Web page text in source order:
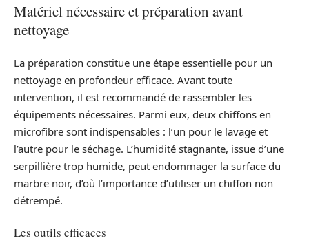
Matériel nécessaire et préparation avant
nettoyage
La préparation constitue une étape essentielle pour un
nettoyage en profondeur efficace. Avant toute
intervention, il est recommandé de rassembler les
équipements nécessaires. Parmi eux, deux chiffons en
microfibre sont indispensables : l’un pour le lavage et
l’autre pour le séchage. L’humidité stagnante, issue d’une
serpillière trop humide, peut endommager la surface du
marbre noir, d’où l’importance d’utiliser un chiffon non
détrempé.
Les outils efficaces